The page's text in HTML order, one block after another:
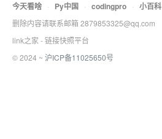
今天看啥 · Py中国 · codingpro · 小百科
删除内容请联系邮箱 2879853325@qq.com
link之家 - 链接快照平台
© 2024 ~ 沪ICP备11025650号